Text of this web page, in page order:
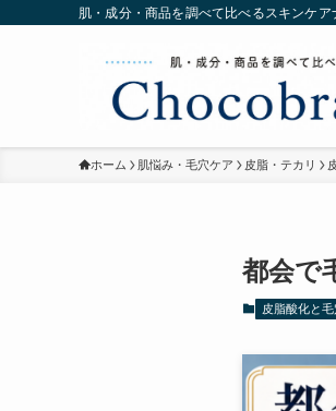
肌・成分・商品を調べて比べるスキンケ
ホーム 肌悩み・毛穴ケア 皮脂・テカリ
都会で
皮脂酸化と毛